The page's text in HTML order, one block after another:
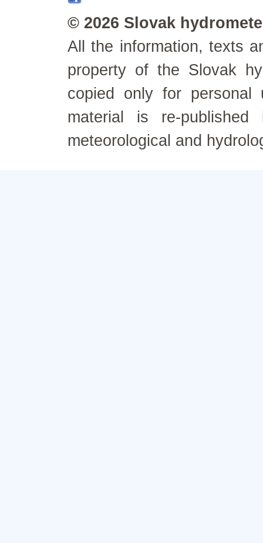
© 2026 Slovak
All the information, texts
property of the Slovak
copied only for personal
material is re-
meteorological and